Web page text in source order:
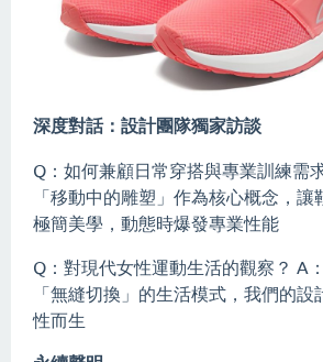
深度對話：設計團隊獨家訪談
Q：如何兼顧日常穿搭與專業訓練需
「移動中的雕塑」作為核心概念，讓
極簡美學，動態時爆發專業性能
Q：對現代女性運動生活的觀察？ A
「無縫切換」的生活模式，我們的
性而生